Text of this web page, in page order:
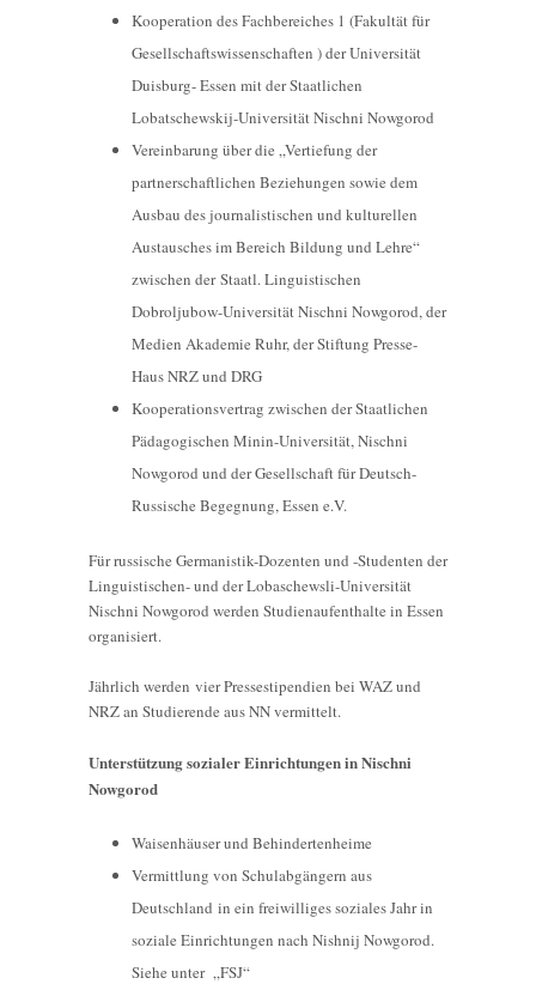
Kooperation des Fachbereiches 1 (Fakultät für
Gesellschaftswissenschaften ) der Universität
Duisburg- Essen mit der Staatlichen
Lobatschewskij-Universität Nischni Nowgorod
Vereinbarung über die „Vertiefung der
partnerschaftlichen Beziehungen sowie dem
Ausbau des journalistischen und kulturellen
Austausches im Bereich Bildung und Lehre“
zwischen der Staatl. Linguistischen
Dobroljubow-Universität Nischni Nowgorod, der
Medien Akademie Ruhr, der Stiftung Presse-
Haus NRZ und DRG
Kooperationsvertrag zwischen der Staatlichen
Pädagogischen Minin-Universität, Nischni
Nowgorod und der Gesellschaft für Deutsch-
Russische Begegnung, Essen e.V.
Für russische Germanistik-Dozenten und -Studenten der
Linguistischen- und der Lobaschewsli-Universität
Nischni Nowgorod werden Studienaufenthalte in Essen
organisiert.
Jährlich werden vier Pressestipendien bei WAZ und
NRZ an Studierende aus NN vermittelt.
Unterstützung sozialer Einrichtungen in Nischni
Nowgorod
Waisenhäuser und Behindertenheime
Vermittlung von Schulabgängern aus
Deutschland in ein freiwilliges soziales Jahr in
soziale Einrichtungen nach Nishnij Nowgorod.
Siehe unter „FSJ“